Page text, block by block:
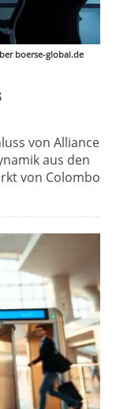
boerse-global.de
von Alliance
aus den
von Colombo